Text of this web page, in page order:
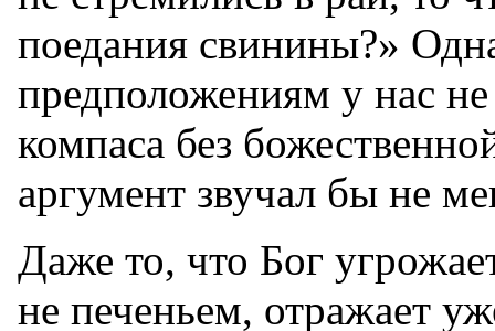
поедания свинины?»
предположениям у нас
компаса без
аргумент звучал бы не
Даже то, что Бог
не печеньем, отражает